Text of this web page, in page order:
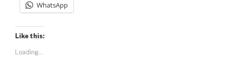
WhatsApp
Like this:
Loading...